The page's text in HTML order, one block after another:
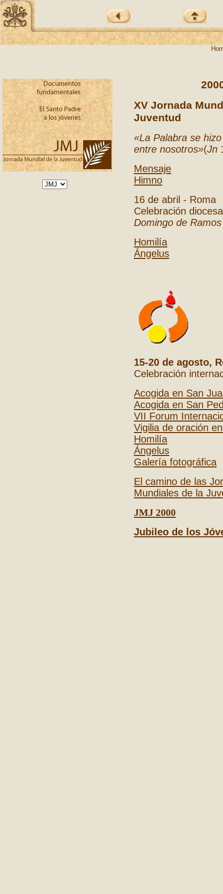
XV Jornada
Juventud
«La Palabra se
entre nosotros»(Jn
Mensaje
Himno
16 de abril - Roma
Celebración
Domingo de Ramos
Homilía
Ángelus
15-20 de agosto,
Celebración
Acogida en San
Acogida en San
VII Forum
Vigilia de oración
Homilía
Ángelus
Galería fotográfica
El camino de las
Mundiales de la
JMJ 2000
Jubileo de los